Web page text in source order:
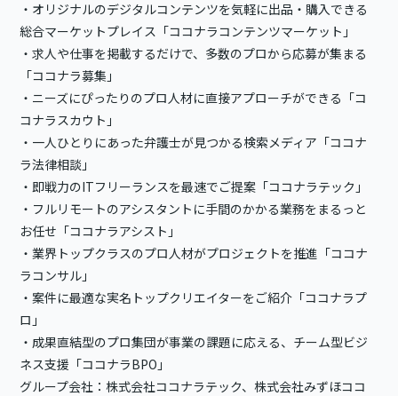
・オリジナルのデジタルコンテンツを気軽に出品・購入できる
総合マーケットプレイス「ココナラコンテンツマーケット」
・求人や仕事を掲載するだけで、多数のプロから応募が集まる
「ココナラ募集」
・ニーズにぴったりのプロ人材に直接アプローチができる「コ
コナラスカウト」
・一人ひとりにあった弁護士が見つかる検索メディア「ココナ
ラ法律相談」
・即戦力のITフリーランスを最速でご提案「ココナラテック」
・フルリモートのアシスタントに手間のかかる業務をまるっと
お任せ「ココナラアシスト」
・業界トップクラスのプロ人材がプロジェクトを推進「ココナ
ラコンサル」
・案件に最適な実名トップクリエイターをご紹介「ココナラプ
ロ」
・成果直結型のプロ集団が事業の課題に応える、チーム型ビジ
ネス支援「ココナラBPO」
グループ会社：株式会社ココナラテック、株式会社みずほココ